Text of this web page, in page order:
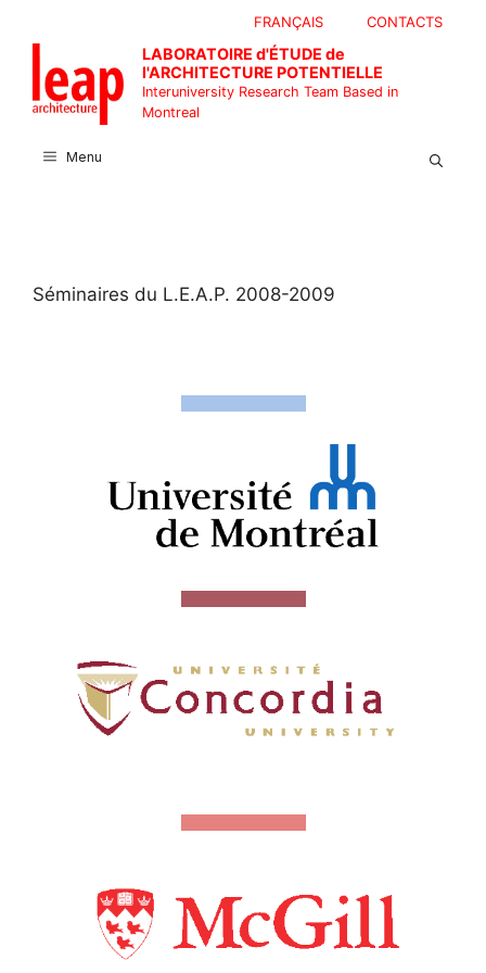
content
CONTACTS
FRANÇAIS
LABORATOIRE d'ÉTUDE de
l'ARCHITECTURE POTENTIELLE
Interuniversity Research Team Based in
Montreal
Menu
Séminaires du L.E.A.P. 2008-2009